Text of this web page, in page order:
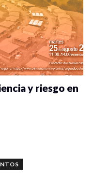
y riesgo en